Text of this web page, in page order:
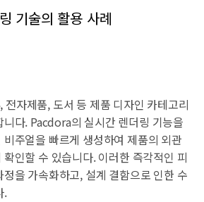
기술의 활용 사례
자제품, 도서 등 제품 디자인 카테고리
다. Pacdora의 실시간 렌더링 기능을
주얼을 빠르게 생성하여 제품의 외관
인할 수 있습니다. 이러한 즉각적인 피
을 가속화하고, 설계 결함으로 인한 수
.